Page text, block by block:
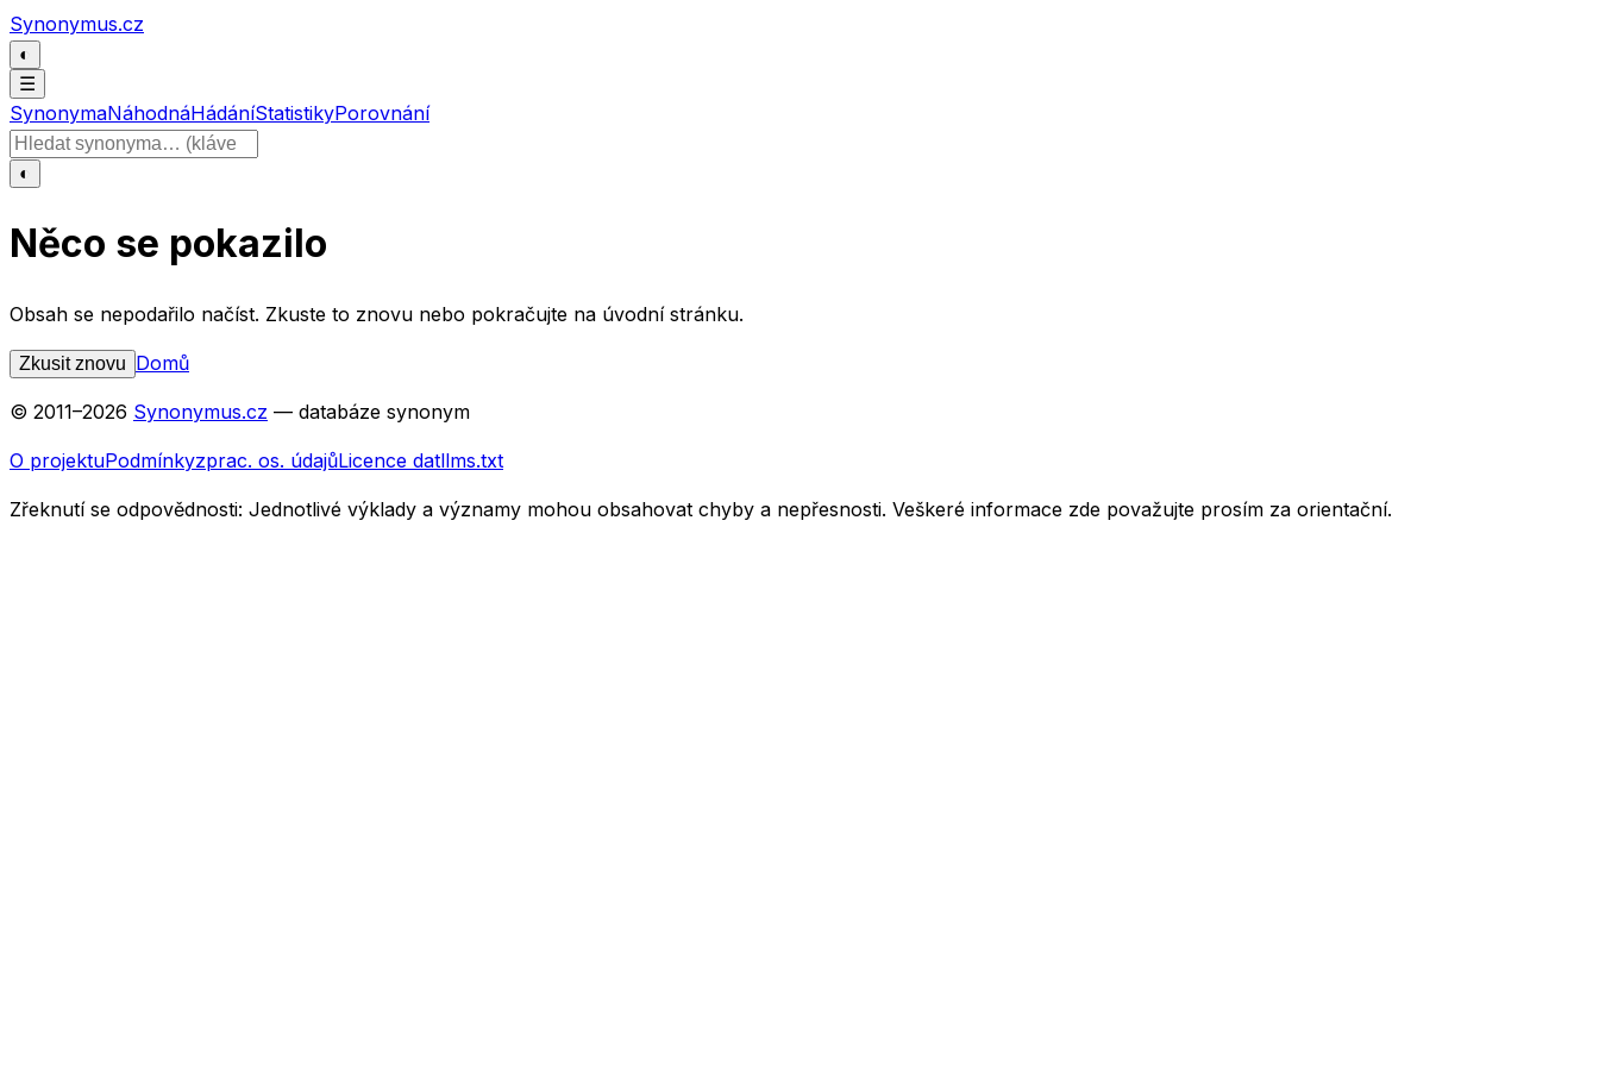
Přeskočit na obsah
Synonymus.cz
◐
☰
SynonymaNáhodnáHádáníStatistikyPorovnání
Hledat slovo
◐
Něco se pokazilo
Obsah se nepodařilo načíst. Zkuste to znovu nebo pokračujte na úvodní stránku.
Zkusit znovu Domů
© 2011–2026 Synonymus.cz — databáze synonym
O projektuPodmínkyzprac. os. údajůLicence datllms.txt
Zřeknutí se odpovědnosti: Jednotlivé výklady a významy mohou obsahovat chyby a nepřesnosti. Veškeré informace zde považujte prosím za orientační.